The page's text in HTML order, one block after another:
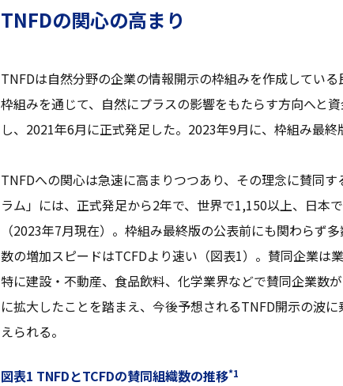
TNFDの関心の高まり
TNFDは自然分野の企業の情報開示の枠組みを作成してい
枠組みを通じて、自然にプラスの影響をもたらす方向へと
し、2021年6月に正式発足した。2023年9月に、枠組み最終
TNFDへの関心は急速に高まりつつあり、その理念に賛同
ラム」には、正式発足から2年で、世界で1,150以上、日本
（2023年7月現在）。枠組み最終版の公表前にも関わらず
数の増加スピードはTCFDより速い（図表1）。賛同企業は
特に建設・不動産、食品飲料、化学業界などで賛同企業数
に拡大したことを踏まえ、今後予想されるTNFD開示の波
えられる。
図表1 TNFDとTCFDの賛同組織数の推移*1